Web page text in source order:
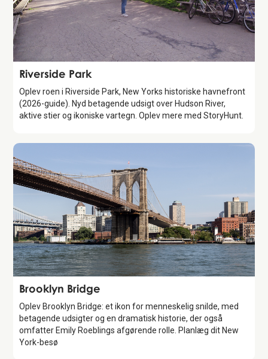
Attraction
Riverside Park
Oplev roen i Riverside Park, New Yorks historiske havnefront
(2026-guide). Nyd betagende udsigt over Hudson River,
aktive stier og ikoniske vartegn. Oplev mere med StoryHunt.
Attraction
Brooklyn Bridge
Oplev Brooklyn Bridge: et ikon for menneskelig snilde, med
betagende udsigter og en dramatisk historie, der også
omfatter Emily Roeblings afgørende rolle. Planlæg dit New
York-besø